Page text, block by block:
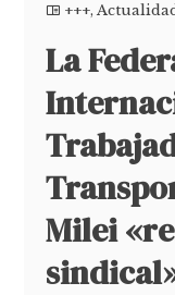
+++,
La
Milei